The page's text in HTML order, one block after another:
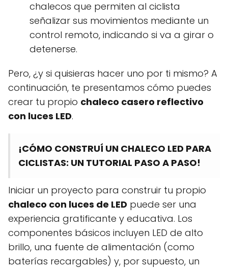
chalecos que permiten al ciclista
señalizar sus movimientos mediante un
control remoto, indicando si va a girar o
detenerse.
Pero, ¿y si quisieras hacer uno por ti mismo? A
continuación, te presentamos cómo puedes
crear tu propio chaleco casero reflectivo
con luces LED.
¡CÓMO CONSTRUÍ UN CHALECO LED PARA
CICLISTAS: UN TUTORIAL PASO A PASO!
Iniciar un proyecto para construir tu propio
chaleco con luces de LED puede ser una
experiencia gratificante y educativa. Los
componentes básicos incluyen LED de alto
brillo, una fuente de alimentación (como
baterías recargables) y, por supuesto, un